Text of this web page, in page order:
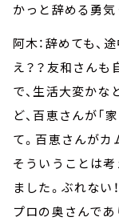
かっと辞める勇気
阿木：辞めても、
え？？友和さん
で、生活大変か
ど、百恵さんが「
て。百恵さんがカ
そういうことは
ました。ぶれない
プロの奥さんであ